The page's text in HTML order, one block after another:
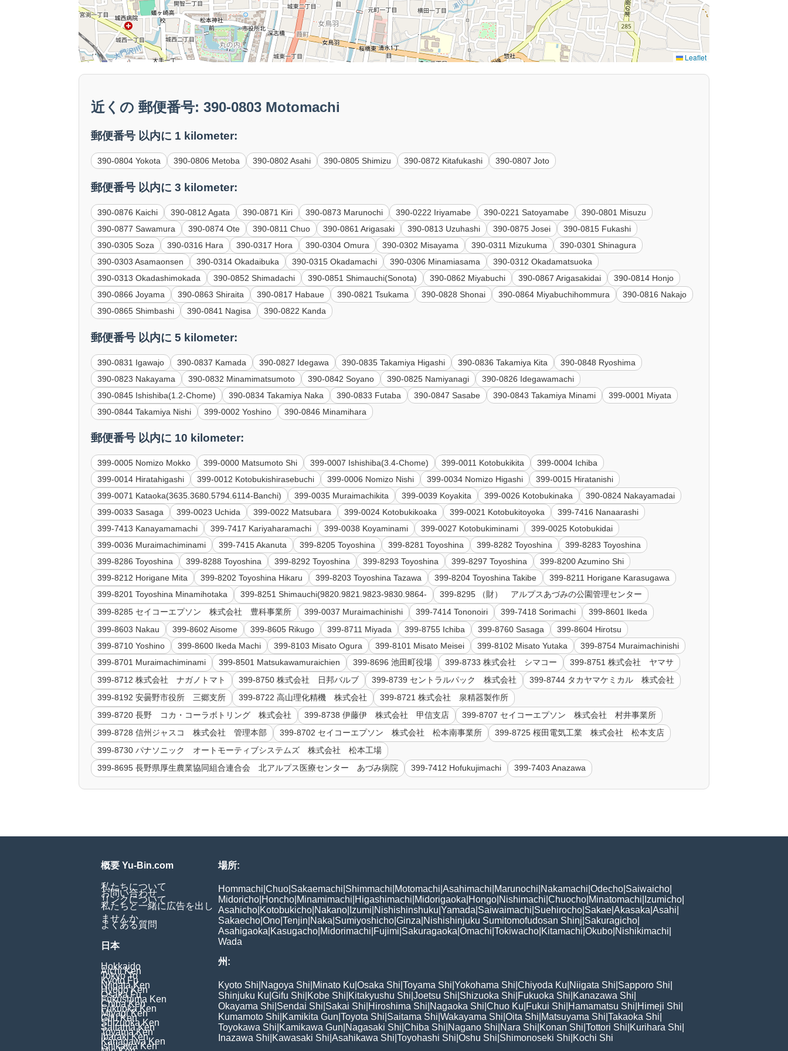
Leaflet
近くの 郵便番号: 390-0803 Motomachi
郵便番号 以内に 1 kilometer:
390-0804 Yokota 390-0806 Metoba 390-0802 Asahi 390-0805 Shimizu 390-0872 Kitafukashi 390-0807 Joto
郵便番号 以内に 3 kilometer:
390-0876 Kaichi 390-0812 Agata 390-0871 Kiri 390-0873 Marunochi 390-0222 Iriyamabe 390-0221 Satoyamabe
390-0801 Misuzu
390-0877 Sawamura
390-0874 Ote 390-0811 Chuo 390-0861 Arigasaki 390-0813 Uzuhashi 390-0875 Josei
390-0815 Fukashi
390-0305 Soza
390-0316 Hara 390-0317 Hora 390-0304 Omura 390-0302 Misayama 390-0311 Mizukuma
390-0301 Shinagura
390-0303 Asamaonsen
390-0314 Okadaibuka 390-0315 Okadamachi 390-0306 Minamiasama
390-0312 Okadamatsuoka
390-0313 Okadashimokada
390-0852 Shimadachi 390-0851 Shimauchi(Sonota) 390-0862 Miyabuchi 390-0867 Arigasakidai
390-0814 Honjo
390-0866 Joyama
390-0863 Shiraita 390-0817 Habaue 390-0821 Tsukama 390-0828 Shonai 390-0864 Miyabuchihommura
390-0816 Nakajo
390-0865 Shimbashi
390-0841 Nagisa 390-0822 Kanda
郵便番号 以内に 5 kilometer:
390-0831 Igawajo 390-0837 Kamada 390-0827 Idegawa 390-0835 Takamiya Higashi 390-0836 Takamiya Kita
390-0848 Ryoshima
390-0823 Nakayama
390-0832 Minamimatsumoto 390-0842 Soyano 390-0825 Namiyanagi
390-0826 Idegawamachi
390-0845 Ishishiba(1.2-Chome)
390-0834 Takamiya Naka 390-0833 Futaba 390-0847 Sasabe 390-0843 Takamiya Minami
399-0001 Miyata
390-0844 Takamiya Nishi
399-0002 Yoshino 390-0846 Minamihara
郵便番号 以内に 10 kilometer:
399-0005 Nomizo Mokko 399-0000 Matsumoto Shi 399-0007 Ishishiba(3.4-Chome) 399-0011 Kotobukikita
399-0004 Ichiba
399-0014 Hiratahigashi
399-0012 Kotobukishirasebuchi 399-0006 Nomizo Nishi 399-0034 Nomizo Higashi
399-0015 Hiratanishi
399-0071 Kataoka(3635.3680.5794.6114-Banchi)
399-0035 Muraimachikita 399-0039 Koyakita 399-0026 Kotobukinaka
390-0824 Nakayamadai
399-0033 Sasaga
399-0023 Uchida 399-0022 Matsubara 399-0024 Kotobukikoaka 399-0021 Kotobukitoyoka
399-7416 Nanaarashi
399-7413 Kanayamamachi
399-7417 Kariyaharamachi 399-0038 Koyaminami 399-0027 Kotobukiminami
399-0025 Kotobukidai
399-0036 Muraimachiminami
399-7415 Akanuta 399-8205 Toyoshina 399-8281 Toyoshina 399-8282 Toyoshina
399-8283 Toyoshina
399-8286 Toyoshina
399-8288 Toyoshina 399-8292 Toyoshina 399-8293 Toyoshina 399-8297 Toyoshina
399-8200 Azumino Shi
399-8212 Horigane Mita
399-8202 Toyoshina Hikaru 399-8203 Toyoshina Tazawa 399-8204 Toyoshina Takibe
399-8211 Horigane Karasugawa
399-8201 Toyoshina Minamihotaka
399-8251 Shimauchi(9820.9821.9823-9830.9864-
399-8295 （財） アルプスあづみの公園管理センター
399-8285 セイコーエプソン 株式会社 豊科事業所
399-0037 Muraimachinishi 399-7414 Tononoiri 399-7418 Sorimachi
399-8601 Ikeda
399-8603 Nakau
399-8602 Aisome 399-8605 Rikugo 399-8711 Miyada 399-8755 Ichiba 399-8760 Sasaga
399-8604 Hirotsu
399-8710 Yoshino
399-8600 Ikeda Machi 399-8103 Misato Ogura 399-8101 Misato Meisei 399-8102 Misato Yutaka
399-8754 Muraimachinishi
399-8701 Muraimachiminami
399-8501 Matsukawamuraichien 399-8696 池田町役場 399-8733 株式会社 シマコー
399-8751 株式会社 ヤマサ
399-8712 株式会社 ナガノトマト
399-8750 株式会社 日邦バルブ 399-8739 セントラルパック 株式会社
399-8744 タカヤマケミカル 株式会社
399-8192 安曇野市役所 三郷支所
399-8722 高山理化精機 株式会社
399-8721 株式会社 泉精器製作所
399-8720 長野 コカ・コーラボトリング 株式会社
399-8738 伊藤伊 株式会社 甲信支店
399-8707 セイコーエプソン 株式会社 村井事業所
399-8728 信州ジャスコ 株式会社 管理本部
399-8702 セイコーエプソン 株式会社 松本南事業所
399-8725 桜田電気工業 株式会社 松本支店
399-8730 パナソニック オートモーティブシステムズ 株式会社 松本工場
399-8695 長野県厚生農業協同組合連合会 北アルプス医療センター あづみ病院
399-7412 Hofukujimachi 399-7403 Anazawa
概要 Yu-Bin.com
私たちについて
お問い合わせ
リンクについて
私たちと一緒に広告を出し
ませんか
よくある質問
日本
Hokkaido
Aichi Ken
Tokyo To
Kyoto Fu
Niigata Ken
Hyogo Ken
Osaka Fu
Fukushima Ken
Chiba Ken
Fukuoka Ken
Miyagi Ken
Gifu Ken
Shizuoka Ken
Saitama Ken
Toyama Ken
Ibaraki Ken
Kanagawa Ken
Ishikawa Ken
場所:
Hommachi Chuo Sakaemachi Shimmachi Motomachi Asahimachi Marunochi Nakamachi Odecho Saiwaicho
Midoricho Honcho Minamimachi Higashimachi Midorigaoka Hongo Nishimachi Chuocho Minatomachi Izumicho
Asahicho Kotobukicho Nakano Izumi Nishishinshuku Yamada Saiwaimachi Suehirocho Sakae Akasaka Asahi
Sakaecho Ono Tenjin Naka Sumiyoshicho Ginza Nishishinjuku Sumitomofudosan Shinj Sakuragicho
Asahigaoka Kasugacho Midorimachi Fujimi Sakuragaoka Omachi Tokiwacho Kitamachi Okubo Nishikimachi
Wada
州:
Kyoto Shi Nagoya Shi Minato Ku Osaka Shi Toyama Shi Yokohama Shi Chiyoda Ku Niigata Shi Sapporo Shi
Shinjuku Ku Gifu Shi Kobe Shi Kitakyushu Shi Joetsu Shi Shizuoka Shi Fukuoka Shi Kanazawa Shi
Okayama Shi Sendai Shi Sakai Shi Hiroshima Shi Nagaoka Shi Chuo Ku Fukui Shi Hamamatsu Shi Himeji Shi
Kumamoto Shi Kamikita Gun Toyota Shi Saitama Shi Wakayama Shi Oita Shi Matsuyama Shi Takaoka Shi
Toyokawa Shi Kamikawa Gun Nagasaki Shi Chiba Shi Nagano Shi Nara Shi Konan Shi Tottori Shi Kurihara Shi
Inazawa Shi Kawasaki Shi Asahikawa Shi Toyohashi Shi Oshu Shi Shimonoseki Shi Kochi Shi